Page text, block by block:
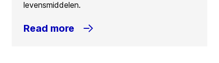
levensmiddelen.
Read more